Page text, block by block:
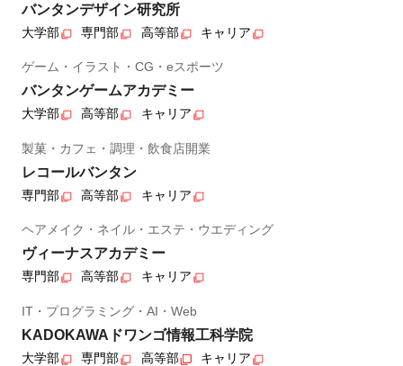
バンタンデザイン研究所
大学部 専門部 高等部 キャリア
ゲーム・イラスト・CG・eスポーツ
バンタンゲームアカデミー
大学部 高等部 キャリア
製菓・カフェ・調理・飲食店開業
レコールバンタン
専門部 高等部 キャリア
ヘアメイク・ネイル・エステ・ウエディング
ヴィーナスアカデミー
専門部 高等部 キャリア
IT・プログラミング・AI・Web
KADOKAWAドワンゴ情報工科学院
大学部 専門部 高等部 キャリア